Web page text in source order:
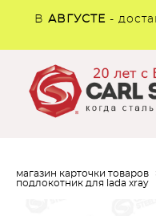
В АВГУСТЕ -
магазин карточки товаров
подлокотник для lada xray